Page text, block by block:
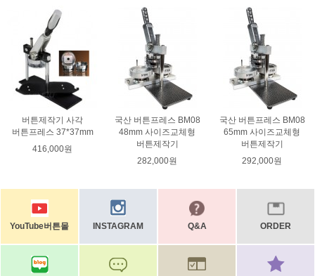
버튼제작기 사각
버튼프레스 37*37mm
416,000원
국산 버튼프레스 BM08
48mm 사이즈교체형
버튼제작기
282,000원
국산 버튼프레스 BM08
65mm 사이즈교체형
버튼제작기
292,000원
YouTube버튼몰 INSTAGRAM Q&A ORDER